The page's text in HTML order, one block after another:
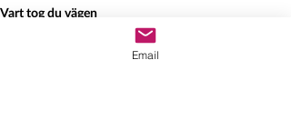
Vart tog du vägen
Email